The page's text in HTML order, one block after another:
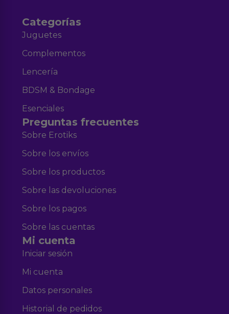
Categorías
Juguetes
Complementos
Lencería
BDSM & Bondage
Esenciales
Preguntas frecuentes
Sobre Erotiks
Sobre los envíos
Sobre los productos
Sobre las devoluciones
Sobre los pagos
Sobre las cuentas
Mi cuenta
Iniciar sesión
Mi cuenta
Datos personales
Historial de pedidos